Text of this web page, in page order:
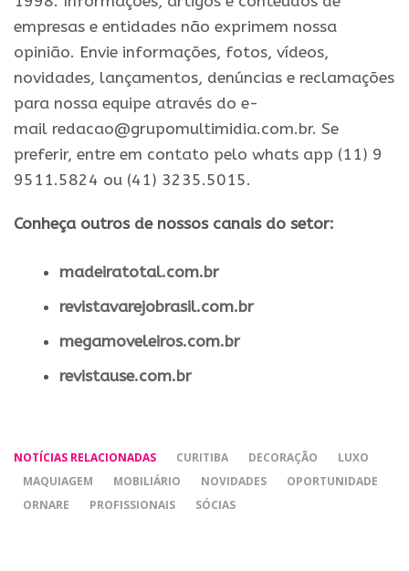
empresas e entidades não exprimem nossa
opinião. Envie informações, fotos, vídeos,
novidades, lançamentos, denúncias e reclamações
para nossa equipe através do e-
mail redacao@grupomultimidia.com.br. Se
preferir, entre em contato pelo whats app (11) 9
9511.5824 ou (41) 3235.5015.
Conheça outros de nossos canais do setor:
madeiratotal.com.br
revistavarejobrasil.com.br
megamoveleiros.com.br
revistause.com.br
NOTÍCIAS RELACIONADAS CURITIBA DECORAÇÃO
LUXO
MAQUIAGEM
MOBILIÁRIO NOVIDADES
OPORTUNIDADE
ORNARE
PROFISSIONAIS SÓCIAS